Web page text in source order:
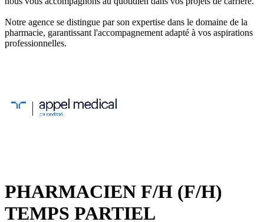
Notre agence se distingue par son expertise dans le domaine de la
pharmacie, garantissant l'accompagnement adapté à vos aspirations
professionnelles.
PHARMACIEN F/H (F/H)
TEMPS PARTIEL